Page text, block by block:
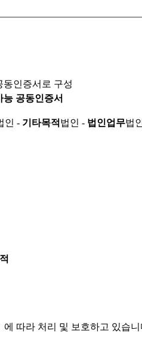
인증서로 구성
능 공동인증서
인 - 기타목적 법인 - 법인업무법
따라 처리 및 보호하고 있습니